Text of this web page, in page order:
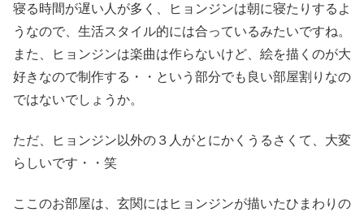
寝る時間が遅い人が多く、ヒョンジンは朝に寝たりするよ
うなので、生活スタイル的には合っているみたいですね。
また、ヒョンジンは楽曲は作らないけど、絵を描くのが大
好きなので制作する・・という部分でも良い部屋割りなの
ではないでしょうか。
ただ、ヒョンジン以外の３人がとにかくうるさくて、大変
らしいです・・笑
ここのお部屋は、玄関にはヒョンジンが描いたひまわりの